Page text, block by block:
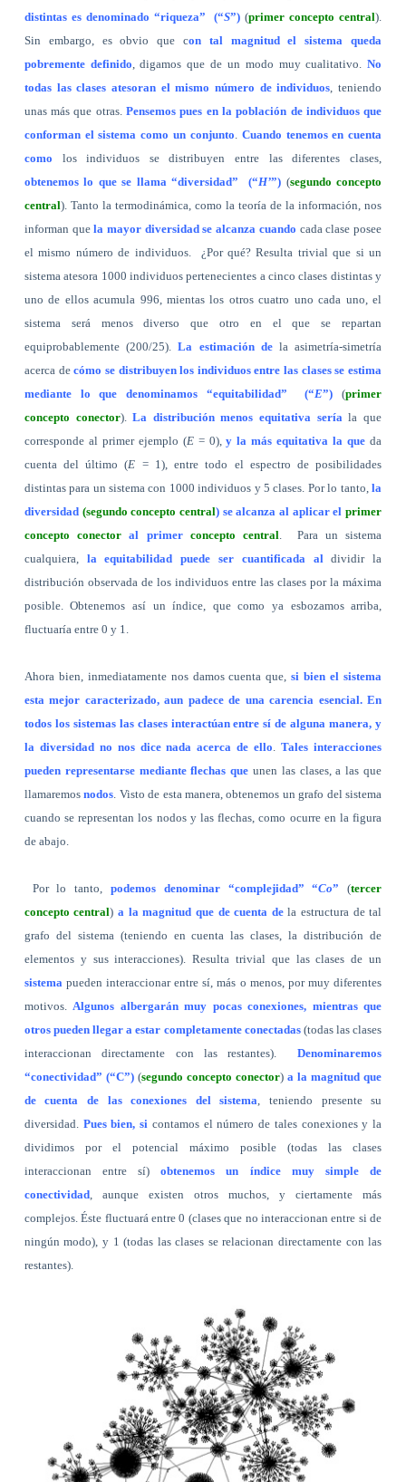
distintas es denominado “riqueza”
(“S”) (primer concepto central).
Sin embargo, es obvio que con tal magnitud el sistema queda
pobremente definido , digamos que de un modo muy cualitativo.No
todas las clases atesoran el mismo número de individuos , teniendo
unas más que otras.Pensemos pues en la población de individuos que
conforman el sistema como un conjunto Cuando tenemos en cuenta
como los individuos se distribuyen entre las diferentes clases,
obtenemos lo que se llama “diversidad”
(“H’”) (segundo concepto
central). Tanto la termodinámica, como la teoría de la información, nos
informan quela mayor diversidad se alcanza cuando cada clase posee
el mismo número de individuos.
¿Por qué? Resulta trivial que si un
sistema atesora 1000 individuos pertenecientes a cinco clases distintas y
uno de ellos acumula 996, mientas los otros cuatro uno cada uno, el
sistema será menos diverso que otro en el que se repartan
equiprobablemente (200/25).La estimación dela asimetría-simetría
acerca decómo se distribuyen los individuos entre las clases se estima
mediante lo que denominamos “equitabilidad”
(“E”) (primer
concepto conector).La distribución menos equitativa sería la que
corresponde al primer ejemplo (E = 0), y la más equitativa la que da
cuenta del último (E = 1), entre todo el espectro de posibilidades
distintas para un sistema con 1000 individuos y 5 clases. Por lo tanto,la
diversidad (segundo concepto central) se alcanza al aplicar elprimer
concepto conector al primer concepto central
Para un sistema
cualquiera, la equitabilidad puede ser cuantificada al dividir la
distribución observada de los individuos entre las clases por la máxima
posible. Obtenemos así un índice, que como ya esbozamos arriba,
fluctuaría entre 0 y 1.
Ahora bien, inmediatamente nos damos cuenta que,si bien el sistema
esta mejor caracterizado, aun padece de una carencia esencial. En
todos los sistemas las clases interactúan entre sí de alguna manera, y
la diversidad no nos dice nada acerca de ello .Tales interacciones
pueden representarse mediante flechas que unen las clases, a las que
llamaremosnodos . Visto de esta manera, obtenemos un grafo del sistema
cuando se representan los nodos y las flechas, como ocurre en la figura
de abajo.
Por lo tanto, podemos denominar “complejidad” “Co” (tercer
concepto central)a la magnitud que de cuenta dela estructura de tal
grafo del sistema (teniendo en cuenta las clases, la distribución de
elementos y sus interacciones). Resulta trivial que las clases de un
sistema pueden interaccionar entre sí, más o menos, por muy diferentes
motivos. Algunos albergarán muy pocas conexiones, mientras que
otros pueden llegar a estar completamente conectadas(todas las clases
interaccionan directamente con las restantes).
Denominaremos
“conectividad” (“C”) (segundo concepto conector)a la magnitud que
de cuenta de las conexiones del sistema , teniendo presente su
diversidad. Pues bien, si contamos el número de tales conexiones y la
dividimos por el potencial máximo posible (todas las clases
interaccionan entre sí)obtenemos un índice muy simple de
conectividad, aunque existen otros muchos, y ciertamente más
complejos. Éste fluctuará entre 0 (clases que no interaccionan entre si de
ningún modo), y 1 (todas las clases se relacionan directamente con las
restantes).